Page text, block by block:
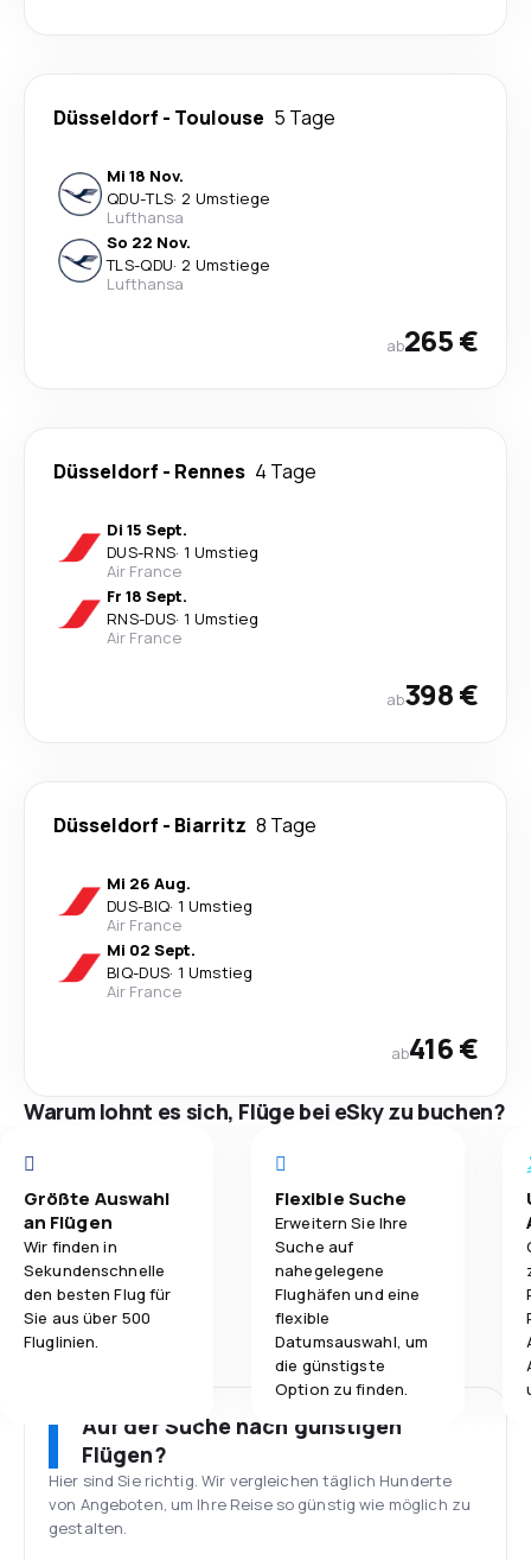
Düsseldorf - Toulouse 5 Tage
Mi 18 Nov.
QDU-TLS· 2 Umstiege
Lufthansa
So 22 Nov.
TLS-QDU· 2 Umstiege
Lufthansa
ab265 €
Düsseldorf - Rennes 4 Tage
Di 15 Sept.
DUS-RNS· 1 Umstieg
Air France
Fr 18 Sept.
RNS-DUS· 1 Umstieg
Air France
ab398 €
Düsseldorf - Biarritz 8 Tage
Mi 26 Aug.
DUS-BIQ· 1 Umstieg
Air France
Mi 02 Sept.
BIQ-DUS· 1 Umstieg
Air France
ab416 €
Warum lohnt es sich, Flüge bei eSky zu buchen?
Größte Auswahl
an Flügen
Wir finden in
Sekundenschnelle
den besten Flug für
Sie aus über 500
Fluglinien.
Flexible Suche
Erweitern Sie Ihre
Suche auf
nahegelegene
Flughäfen und eine
flexible
Datumsauswahl, um
die günstigste
Option zu finden.
Auf der Suche nach günstigen
Flügen?
Hier sind Sie richtig. Wir vergleichen täglich Hunderte
von Angeboten, um Ihre Reise so günstig wie möglich zu
gestalten.